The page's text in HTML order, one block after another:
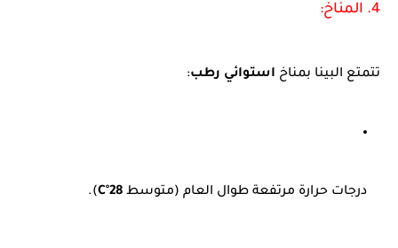
4. المناخ:
تتمتع البينا بمناخ استوائي رطب:
درجات حرارة مرتفعة طوال العام (متوسط 28°C
).